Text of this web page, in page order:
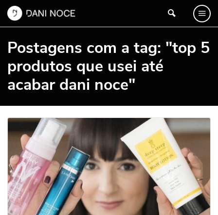
Postagens com a tag: "top 5
produtos que usei até
acabar dani noce"